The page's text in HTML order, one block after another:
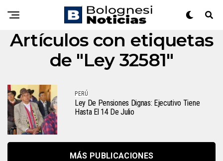
Artículos con etiquetas
de "Ley 32581"
PERÚ
Ley De Pensiones Dignas: Ejecutivo Tiene
Hasta El 14 De Julio
MÁS PUBLICACIONES